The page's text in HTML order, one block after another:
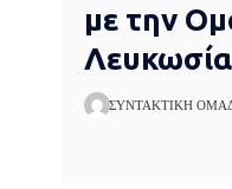
με την
Λευκωσία
ΣΥΝΤΑΚΤΙΚΉ